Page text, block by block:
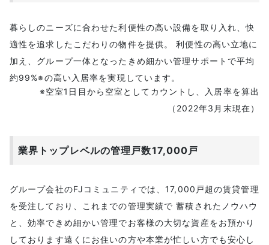
暮らしのニーズに合わせた利便性の高い設備を取り入れ、快
適性を追求したこだわりの物件を提供。 利便性の高い立地に
加え、グループ一体となったきめ細かい管理サポートで平均
約99%※の高い入居率を実現しています。
※空室1日目から空室としてカウントし、入居率を算出
（2022年3月末現在）
業界トップレベルの管理戸数17,000戸
グループ会社のFJコミュニティでは、17,000戸超の賃貸管理
を受注しており、これまでの管理実績で 蓄積されたノウハウ
と、効率できめ細かい管理でお客様の大切な資産をお預かり
しております遠くにお住いの方や本業が忙しい方でも安心し